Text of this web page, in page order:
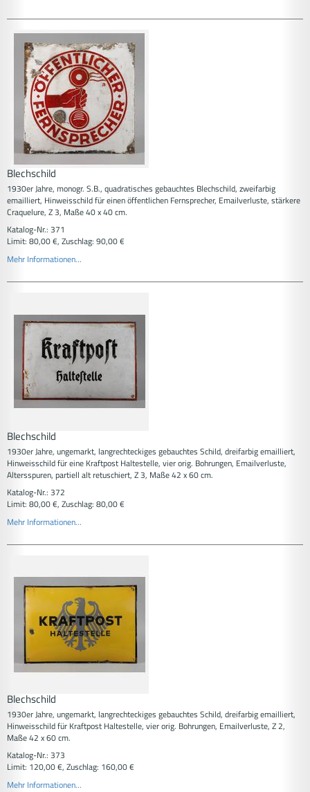
Blechschild
1930er Jahre, monogr. S.B., quadratisches gebauchtes Blechschild, zweifarbig
emailliert, Hinweisschild für einen öffentlichen Fernsprecher, Emailverluste, stärkere
Craquelure, Z 3, Maße 40 x 40 cm.
Katalog-Nr.: 371
Limit: 80,00 €, Zuschlag: 90,00 €
Mehr Informationen...
Blechschild
1930er Jahre, ungemarkt, langrechteckiges gebauchtes Schild, dreifarbig emailliert,
Hinweisschild für eine Kraftpost Haltestelle, vier orig. Bohrungen, Emailverluste,
Altersspuren, partiell alt retuschiert, Z 3, Maße 42 x 60 cm.
Katalog-Nr.: 372
Limit: 80,00 €, Zuschlag: 80,00 €
Mehr Informationen...
Blechschild
1930er Jahre, ungemarkt, langrechteckiges gebauchtes Schild, dreifarbig emailliert,
Hinweisschild für Kraftpost Haltestelle, vier orig. Bohrungen, Emailverluste, Z 2,
Maße 42 x 60 cm.
Katalog-Nr.: 373
Limit: 120,00 €, Zuschlag: 160,00 €
Mehr Informationen...